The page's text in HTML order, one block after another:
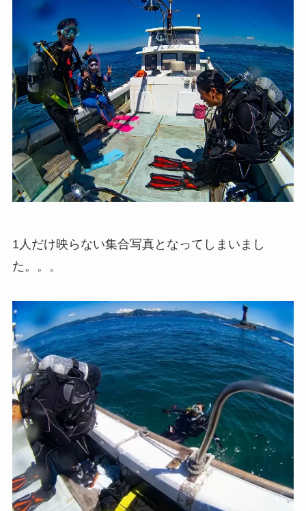
1人だけ映らない集合写真となってしまいまし
た。。。